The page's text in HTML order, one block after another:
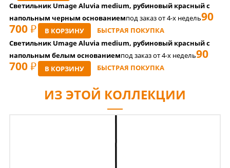
Светильник Umage Aluvia medium, рубиновый красный с
напольным черным основаниемпод заказ от 4-x недель90
700 РУБ В КОРЗИНУ
БЫСТРАЯ ПОКУПКА
Светильник Umage Aluvia medium, рубиновый красный с
напольным белым основаниемпод заказ от 4-x недель90
700 РУБ В КОРЗИНУ БЫСТРАЯ ПОКУПКА
ИЗ ЭТОЙ КОЛЛЕКЦИИ